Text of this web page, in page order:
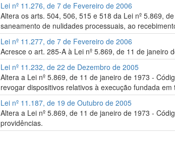
Lei nº 11.276, de 7 de Fevereiro de 2006
Altera os arts. 504, 506, 515 e 518 da Lei nº 5.869,
saneamento de nulidades processuais, ao
Lei nº 11.277, de 7 de Fevereiro de 2006
Acresce o art. 285-A à Lei nº 5.869, de 11 de janeiro
Lei nº 11.232, de 22 de Dezembro de 2005
Altera a Lei nº 5.869, de 11 de janeiro de 1973 -
revogar dispositivos relativos à execução fundada
Lei nº 11.187, de 19 de Outubro de 2005
Altera a Lei nº 5.869, de 11 de janeiro de 1973 -
providências.